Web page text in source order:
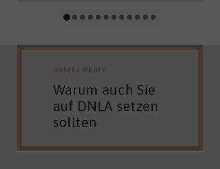
UNSERE WERTE
Warum auch Sie
auf DNLA setzen
sollten